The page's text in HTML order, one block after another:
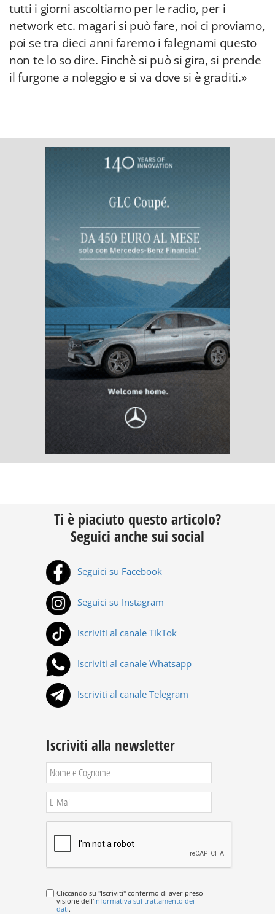
tutti i giorni ascoltiamo per le radio, per i
network etc. magari si può fare, noi ci proviamo,
poi se tra dieci anni faremo i falegnami questo
non te lo so dire. Finchè si può si gira, si prende
il furgone a noleggio e si va dove si è graditi.»
Ti è piaciuto questo articolo?
Seguici anche sui social
Seguici su Facebook
Seguici su Instagram
Iscriviti al canale TikTok
Iscriviti al canale Whatsapp
Iscriviti al canale Telegram
Iscriviti alla newsletter
Cliccando su "Iscriviti" confermo di aver preso
visione dell'informativa sul trattamento dei
dati.